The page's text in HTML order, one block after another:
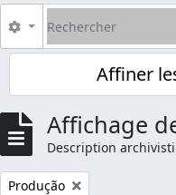
Rechercher
Search options
Affiner
Affichage
Description
Remove filter:
Produção